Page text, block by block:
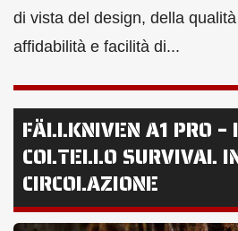
di vista del design, della
affidabilità e facilità di...
FÄLLKNIVEN A1 PRO –
COLTELLO SURVIVAL
CIRCOLAZIONE